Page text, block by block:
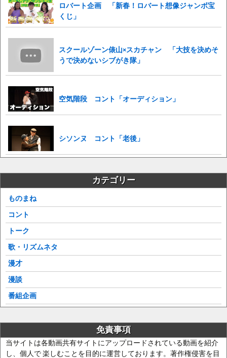
ロバート企画 「新春！ロバート想像ジャンボ宝
くじ」
スクールゾーン俵山×スカチャン 「大技を決めそ
うで決めないシブがき隊」
空気階段 コント「オーディション」
シソンヌ コント「老後」
カテゴリー
ものまね
コント
トーク
歌・リズムネタ
漫才
漫談
番組企画
免責事項
当サイトは各動画共有サイトにアップロードされている動画を紹介
し、個人で 楽しむことを目的に運営しております。著作権侵害を目